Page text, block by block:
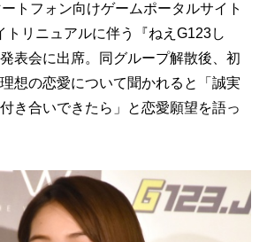
トフォン向けゲームポータルサイト
トリニュアルに伴う『ねえG123し
表会に出席。同グループ解散後、初
想の恋愛について聞かれると「誠実
き合いできたら」と恋愛願望を語っ